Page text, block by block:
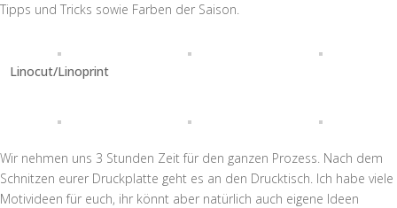
Tipps und Tricks sowie Farben der Saison.
Linocut/Linoprint
Wir nehmen uns 3 Stunden Zeit für den ganzen Prozess. Nach dem
Schnitzen eurer Druckplatte geht es an den Drucktisch. Ich habe viele
Motivideen für euch, ihr könnt aber natürlich auch eigene Ideen